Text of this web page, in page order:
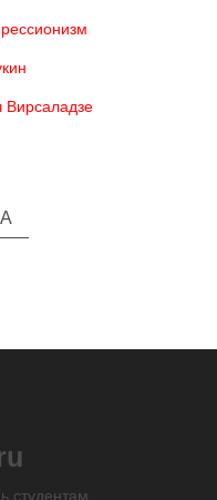
Вирсаладзе
студентам